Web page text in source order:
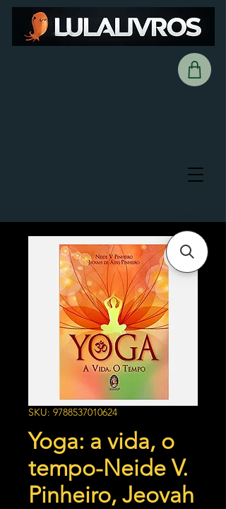
SKU: 9788537010624
Yoga: a vida, o
tempo-Neide V.
Pinheiro, Jeovah